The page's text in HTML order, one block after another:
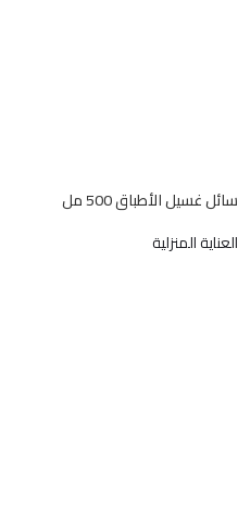
سائل غسيل الأطباق 500 مل
العناية المنزلية